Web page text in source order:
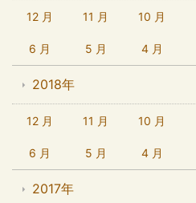
12 月 11 月 10 月
6 月 5 月 4 月
2018年
12 月 11 月 10 月
6 月 5 月 4 月
2017年